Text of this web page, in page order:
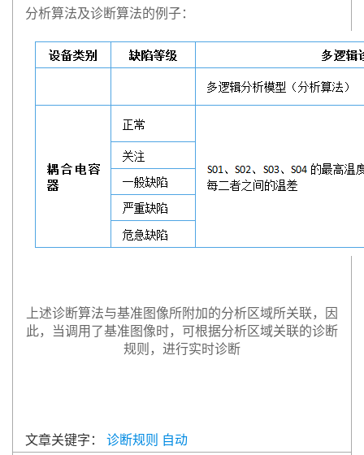
分析算法及诊断算法的例子：
上述诊断算法与基准图像所附加的分析区域所关联，因
此，当调用了基准图像时，可根据分析区域关联的诊断
规则，进行实时诊断
文章关键字： 诊断规则 自动